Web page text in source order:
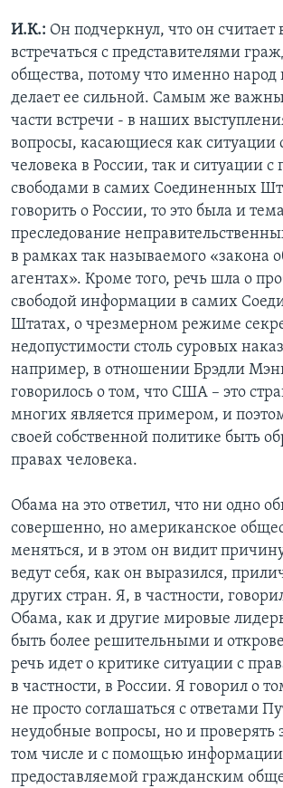
И.К.: Он подчеркнул, что он
встречаться с представителями
общества, потому что именно
делает ее сильной. Самым же
части встречи - в наших
вопросы, касающиеся как ситуации
человека в России, так и ситуации
свободами в самих Соединенных
говорить о России, то это была и
преследование
в рамках так называемого «закона
агентах». Кроме того, речь шла о
свободой информации в самих
Штатах, о чрезмерном режиме
недопустимости столь суровых
например, в отношении Брэдли
говорилось о том, что США – это
многих является примером, и
своей собственной политике быть
правах человека.
Обама на это ответил, что ни одно
совершенно, но американское
меняться, и в этом он видит
ведут себя, как он выразился,
других стран. Я, в частности,
Обама, как и другие мировые
быть более решительными и
речь идет о критике ситуации с
в частности, в России. Я говорил о
не просто соглашаться с ответами
неудобные вопросы, но и проверять
том числе и с помощью
предоставляемой гражданским